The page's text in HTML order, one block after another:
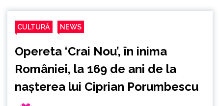
CULTURĂ NEWS
Opereta ‘Crai Nou’, în inima
României, la 169 de ani de la
nașterea lui Ciprian Porumbescu